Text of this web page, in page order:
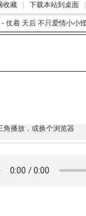
收藏 下载本站到桌面
仗着 天后 不只爱情小小
角播放，或换个浏览器